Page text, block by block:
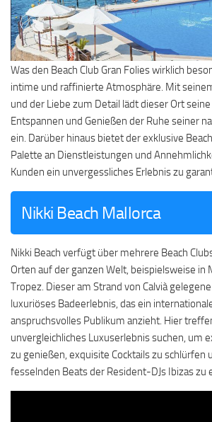
Was den Beach Club Gran Folies wirklich
intime und raffinierte Atmosphäre. Mit
und der Liebe zum Detail lädt dieser Ort
Entspannen und Genießen der Ruhe seiner
ein. Darüber hinaus bietet der exklusive
Palette an Dienstleistungen und
Kunden ein unvergessliches Erlebnis zu
Nikki Beach Mallorca
Nikki Beach verfügt über mehrere Beach
Orten auf der ganzen Welt, beispielsweise in
Tropez. Dieser am Strand von Calvià
luxuriöses Badeerlebnis, das ein
anspruchsvolles Publikum anzieht. Hier
unvergleichliches Luxuserlebnis suchen, um
zu genießen, exquisite Cocktails zu schlürfen
fesselnden Beats der Resident-DJs Ibizas zu